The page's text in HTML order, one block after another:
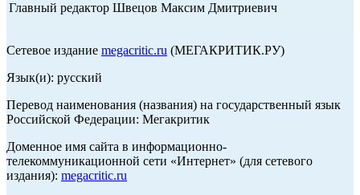
Главный редактор Швецов Максим Дмитриевич
Сетевое издание megacritic.ru (МЕГАКРИТИК.РУ)
Язык(и): русский
Перевод наименования (названия) на государственный язык
Российской Федерации: Мегакритик
Доменное имя сайта в информационно-
телекоммуникационной сети «Интернет» (для сетевого
издания): megacritic.ru